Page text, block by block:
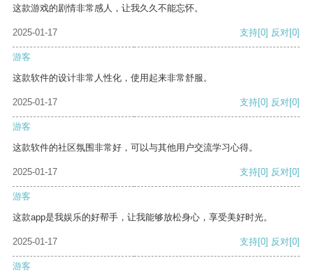
这款游戏的剧情非常感人，让我久久不能忘怀。
2025-01-17 支持[0] 反对[0]
游客
这款软件的设计非常人性化，使用起来非常舒服。
2025-01-17 支持[0] 反对[0]
游客
这款软件的社区氛围非常好，可以与其他用户交流学习心得。
2025-01-17 支持[0] 反对[0]
游客
这款app是我娱乐的好帮手，让我能够放松身心，享受美好时光。
2025-01-17 支持[0] 反对[0]
游客